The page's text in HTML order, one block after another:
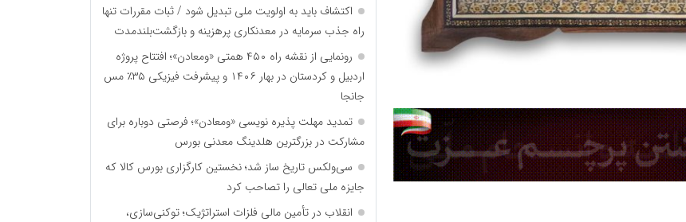
اکتشاف باید به اولویت ملی تبدیل شود / ثبات مقررات تنها
راه جذب سرمایه در معدنکاری پرهزینه و بازگشت‌بلندمدت
رونمایی از نقشه راه ۴۵۰ همتی «ومعادن»؛ افتتاح پروژه
اردبیل و کردستان در بهار ۱۴۰۶ و پیشرفت فیزیکی ۳۵٪ مس
جانجا
تمدید مهلت پذیره نویسی «ومعادن»؛ فرصتی دوباره برای
مشارکت در بزرگترین هلدینگ معدنی بورس
سی‌ولکس تاریخ ساز شد؛ نخستین کارگزاری بورس کالا که
جایزه ملی تعالی را تصاحب کرد
انقلاب در تأمین مالی فلزات استراتژیک؛ توکنی‌سازی،